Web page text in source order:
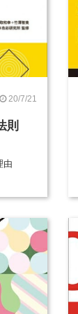
20/7/21
則
由